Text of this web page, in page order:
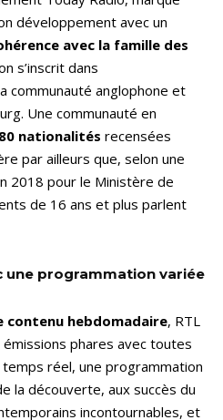
développement avec un
avec la famille des
s’inscrit dans
communauté anglophone et
Une communauté en
nationalités recensées
par ailleurs que, selon une
2018 pour le Ministère de
de 16 ans et plus parlent
une programmation variée
contenu hebdomadaire, RTL
phares avec toutes
réel, une programmation
la découverte, aux succès du
incontournables, et